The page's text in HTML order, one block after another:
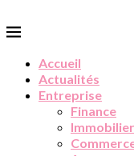
Accueil
Actualités
Entreprise
Finance
Immobilier